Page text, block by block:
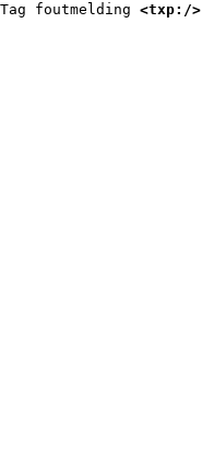
Tag foutmelding <txp:/>